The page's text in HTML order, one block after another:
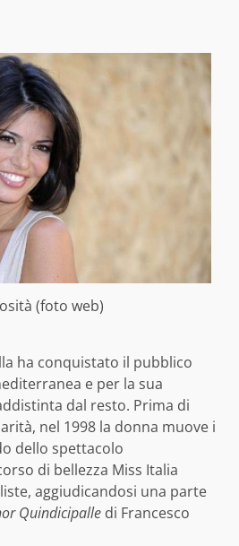
(foto web)
ha conquistato il pubblico
e per la sua
dal resto. Prima di
nel 1998 la donna muove i
dello spettacolo
di bellezza Miss Italia
aggiudicandosi una parte
Quindicipalle di Francesco